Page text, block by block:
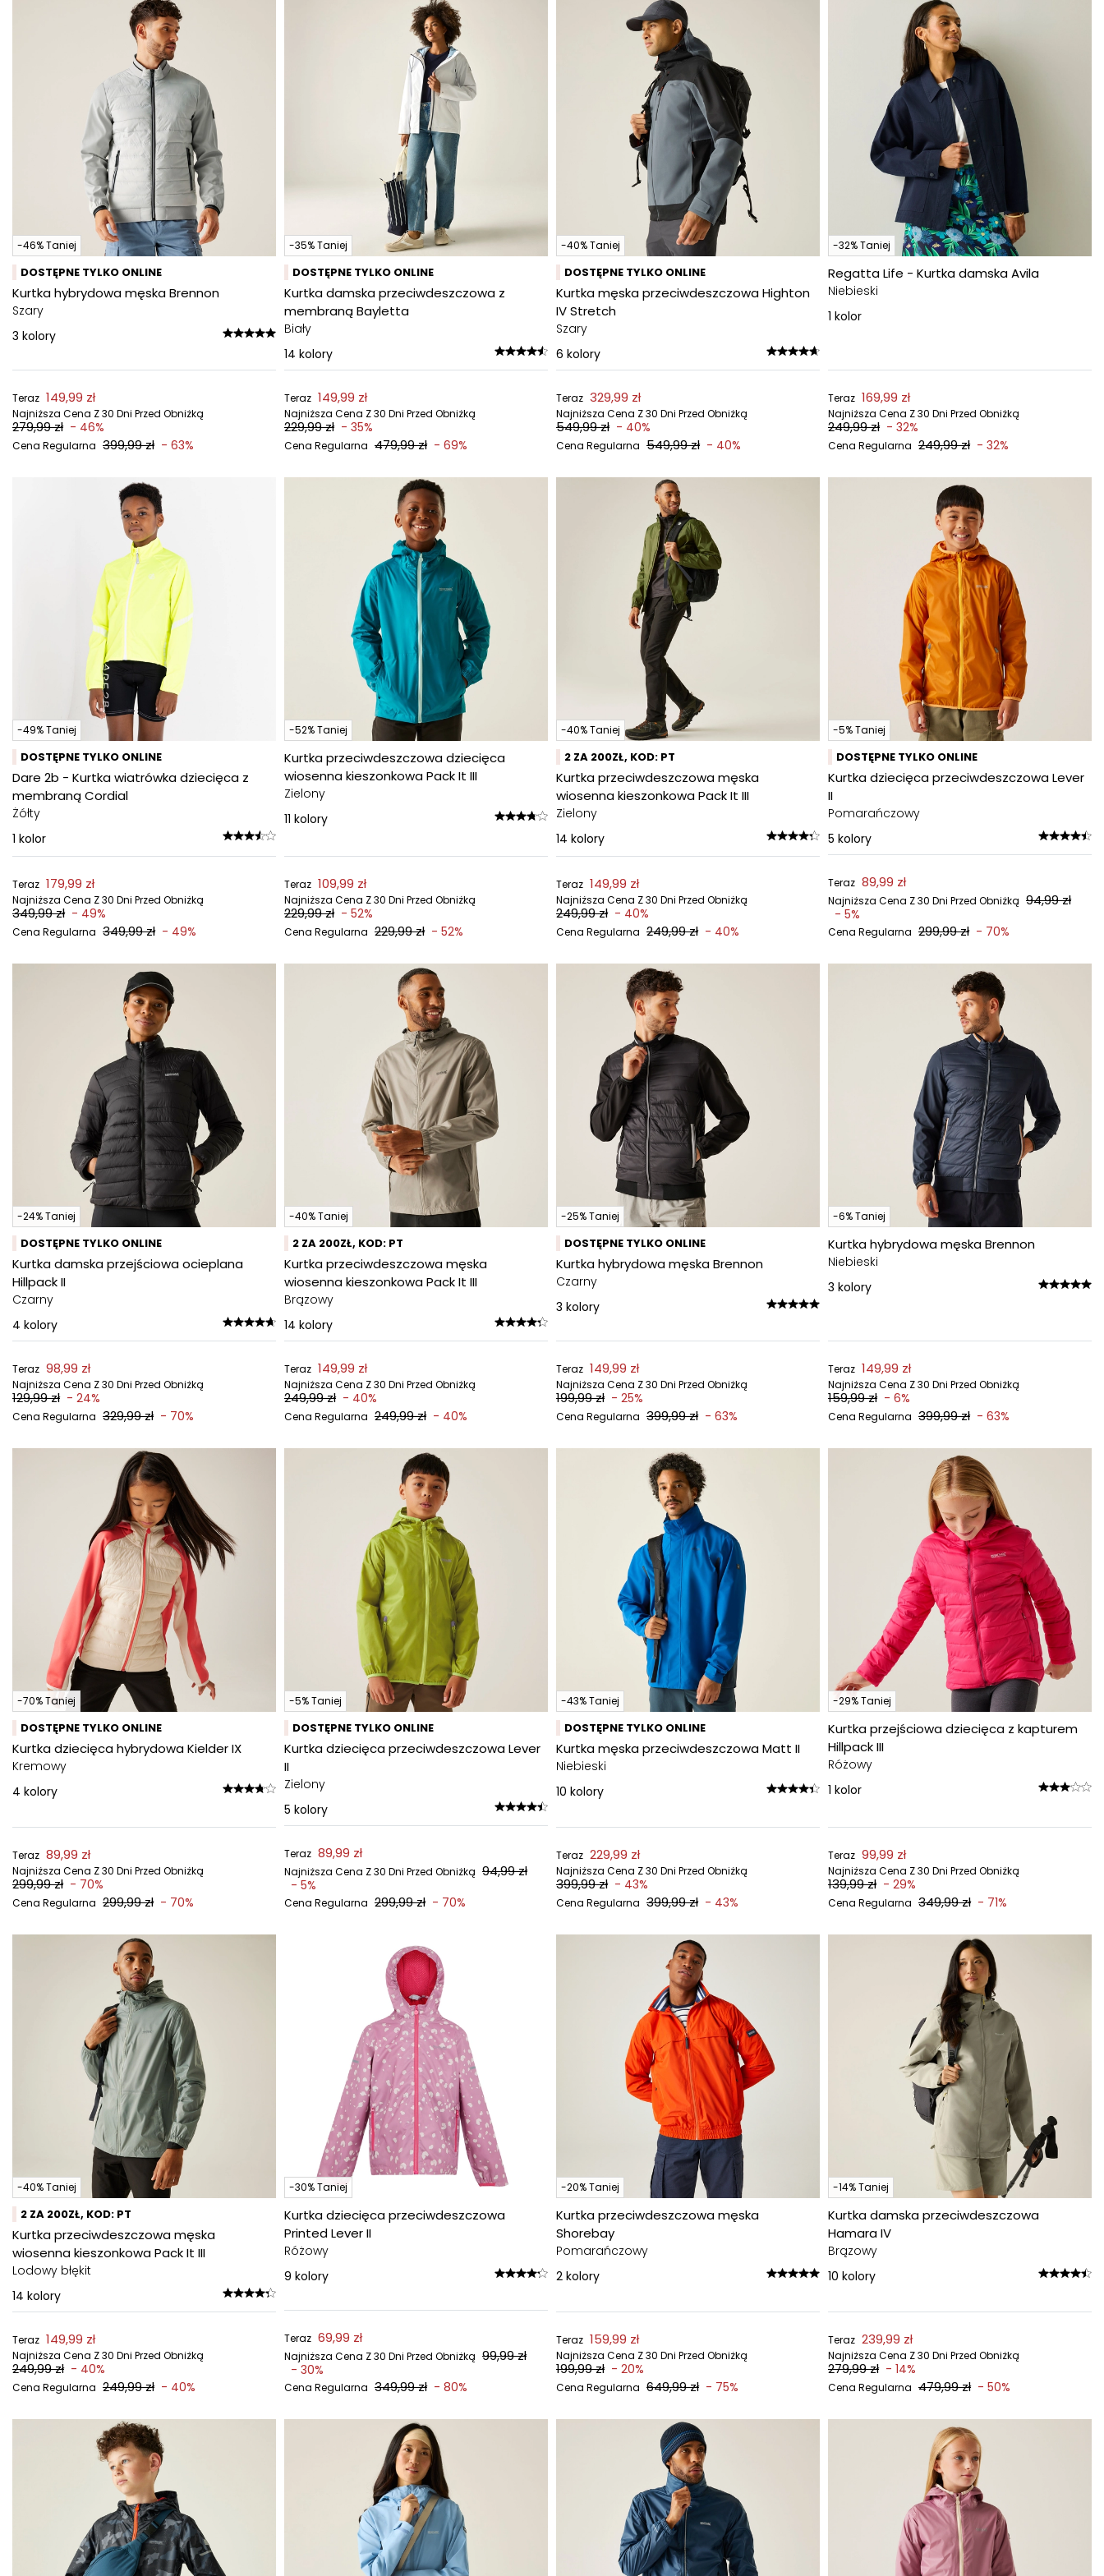
-46% Taniej
DOSTĘPNE TYLKO ONLINE
Kurtka hybrydowa męska Brennon
Szary
3 kolory
Teraz 149,99 zł
Najniższa Cena Z 30 Dni Przed Obniżką
279,99 zł - 46%
Cena Regularna 399,99 zł - 63%
-35% Taniej
DOSTĘPNE TYLKO ONLINE
Kurtka damska przeciwdeszczowa z
membraną Bayletta
Biały
14 kolory
Teraz 149,99 zł
Najniższa Cena Z 30 Dni Przed Obniżką
229,99 zł - 35%
Cena Regularna 479,99 zł - 69%
-40% Taniej
DOSTĘPNE TYLKO ONLINE
Kurtka męska przeciwdeszczowa Highton
IV Stretch
Szary
6 kolory
Teraz 329,99 zł
Najniższa Cena Z 30 Dni Przed Obniżką
549,99 zł - 40%
Cena Regularna 549,99 zł - 40%
-32% Taniej
Regatta Life - Kurtka damska Avila
Niebieski
1 kolor
Teraz 169,99 zł
Najniższa Cena Z 30 Dni Przed Obniżką
249,99 zł - 32%
Cena Regularna 249,99 zł - 32%
-49% Taniej
DOSTĘPNE TYLKO ONLINE
Dare 2b - Kurtka wiatrówka dziecięca z
membraną Cordial
Żółty
1 kolor
Teraz 179,99 zł
Najniższa Cena Z 30 Dni Przed Obniżką
349,99 zł - 49%
Cena Regularna 349,99 zł - 49%
-52% Taniej
Kurtka przeciwdeszczowa dziecięca
wiosenna kieszonkowa Pack It III
Zielony
11 kolory
Teraz 109,99 zł
Najniższa Cena Z 30 Dni Przed Obniżką
229,99 zł - 52%
Cena Regularna 229,99 zł - 52%
-40% Taniej
2 ZA 200ZŁ, KOD: PT
Kurtka przeciwdeszczowa męska
wiosenna kieszonkowa Pack It III
Zielony
14 kolory
Teraz 149,99 zł
Najniższa Cena Z 30 Dni Przed Obniżką
249,99 zł - 40%
Cena Regularna 249,99 zł - 40%
-5% Taniej
DOSTĘPNE TYLKO ONLINE
Kurtka dziecięca przeciwdeszczowa Lever
II
Pomarańczowy
5 kolory
Teraz 89,99 zł
Najniższa Cena Z 30 Dni Przed Obniżką 94,99 zł
- 5%
Cena Regularna 299,99 zł - 70%
-24% Taniej
DOSTĘPNE TYLKO ONLINE
Kurtka damska przejściowa ocieplana
Hillpack II
Czarny
4 kolory
Teraz 98,99 zł
Najniższa Cena Z 30 Dni Przed Obniżką
129,99 zł - 24%
Cena Regularna 329,99 zł - 70%
-40% Taniej
2 ZA 200ZŁ, KOD: PT
Kurtka przeciwdeszczowa męska
wiosenna kieszonkowa Pack It III
Brązowy
14 kolory
Teraz 149,99 zł
Najniższa Cena Z 30 Dni Przed Obniżką
249,99 zł - 40%
Cena Regularna 249,99 zł - 40%
-25% Taniej
DOSTĘPNE TYLKO ONLINE
Kurtka hybrydowa męska Brennon
Czarny
3 kolory
Teraz 149,99 zł
Najniższa Cena Z 30 Dni Przed Obniżką
199,99 zł - 25%
Cena Regularna 399,99 zł - 63%
-6% Taniej
Kurtka hybrydowa męska Brennon
Niebieski
3 kolory
Teraz 149,99 zł
Najniższa Cena Z 30 Dni Przed Obniżką
159,99 zł - 6%
Cena Regularna 399,99 zł - 63%
-70% Taniej
DOSTĘPNE TYLKO ONLINE
Kurtka dziecięca hybrydowa Kielder IX
Kremowy
4 kolory
Teraz 89,99 zł
Najniższa Cena Z 30 Dni Przed Obniżką
299,99 zł - 70%
Cena Regularna 299,99 zł - 70%
-5% Taniej
DOSTĘPNE TYLKO ONLINE
Kurtka dziecięca przeciwdeszczowa Lever
II
Zielony
5 kolory
Teraz 89,99 zł
Najniższa Cena Z 30 Dni Przed Obniżką 94,99 zł
- 5%
Cena Regularna 299,99 zł - 70%
-43% Taniej
DOSTĘPNE TYLKO ONLINE
Kurtka męska przeciwdeszczowa Matt II
Niebieski
10 kolory
Teraz 229,99 zł
Najniższa Cena Z 30 Dni Przed Obniżką
399,99 zł - 43%
Cena Regularna 399,99 zł - 43%
-29% Taniej
Kurtka przejściowa dziecięca z kapturem
Hillpack III
Różowy
1 kolor
Teraz 99,99 zł
Najniższa Cena Z 30 Dni Przed Obniżką
139,99 zł - 29%
Cena Regularna 349,99 zł - 71%
-40% Taniej
2 ZA 200ZŁ, KOD: PT
Kurtka przeciwdeszczowa męska
wiosenna kieszonkowa Pack It III
Lodowy błękit
14 kolory
Teraz 149,99 zł
Najniższa Cena Z 30 Dni Przed Obniżką
249,99 zł - 40%
Cena Regularna 249,99 zł - 40%
-30% Taniej
Kurtka dziecięca przeciwdeszczowa
Printed Lever II
Różowy
9 kolory
Teraz 69,99 zł
Najniższa Cena Z 30 Dni Przed Obniżką 99,99 zł
- 30%
Cena Regularna 349,99 zł - 80%
-20% Taniej
Kurtka przeciwdeszczowa męska
Shorebay
Pomarańczowy
2 kolory
Teraz 159,99 zł
Najniższa Cena Z 30 Dni Przed Obniżką
199,99 zł - 20%
Cena Regularna 649,99 zł - 75%
-14% Taniej
Kurtka damska przeciwdeszczowa
Hamara IV
Brązowy
10 kolory
Teraz 239,99 zł
Najniższa Cena Z 30 Dni Przed Obniżką
279,99 zł - 14%
Cena Regularna 479,99 zł - 50%